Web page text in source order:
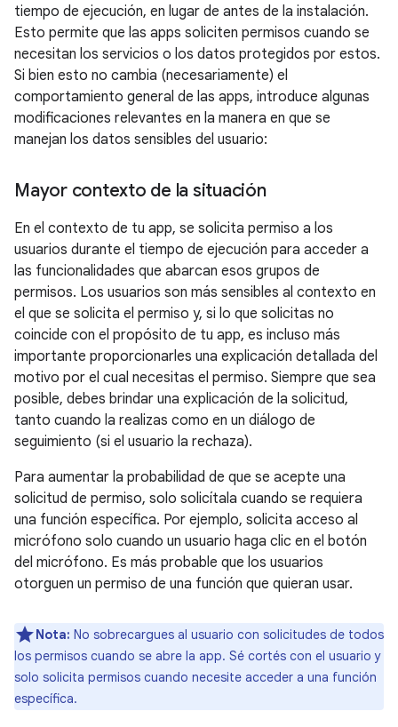
tiempo de ejecución, en lugar de antes de la instalación.
Esto permite que las apps soliciten permisos cuando se
necesitan los servicios o los datos protegidos por estos.
Si bien esto no cambia (necesariamente) el
comportamiento general de las apps, introduce algunas
modificaciones relevantes en la manera en que se
manejan los datos sensibles del usuario:
Mayor contexto de la situación
En el contexto de tu app, se solicita permiso a los
usuarios durante el tiempo de ejecución para acceder a
las funcionalidades que abarcan esos grupos de
permisos. Los usuarios son más sensibles al contexto en
el que se solicita el permiso y, si lo que solicitas no
coincide con el propósito de tu app, es incluso más
importante proporcionarles una explicación detallada del
motivo por el cual necesitas el permiso. Siempre que sea
posible, debes brindar una explicación de la solicitud,
tanto cuando la realizas como en un diálogo de
seguimiento (si el usuario la rechaza).
Para aumentar la probabilidad de que se acepte una
solicitud de permiso, solo solicítala cuando se requiera
una función específica. Por ejemplo, solicita acceso al
micrófono solo cuando un usuario haga clic en el botón
del micrófono. Es más probable que los usuarios
otorguen un permiso de una función que quieran usar.
Nota: No sobrecargues al usuario con solicitudes de todos
los permisos cuando se abre la app. Sé cortés con el usuario y
solo solicita permisos cuando necesite acceder a una función
específica.